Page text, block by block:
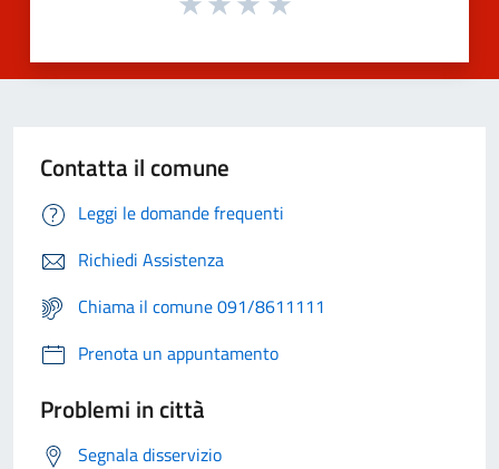
Contatta il comune
Leggi le domande frequenti
Richiedi Assistenza
Chiama il comune 091/8611111
Prenota un appuntamento
Problemi in città
Segnala disservizio